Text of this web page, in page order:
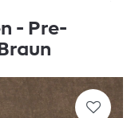
- Pre-